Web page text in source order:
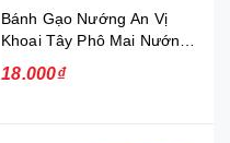
Bánh Gạo Nướng An Vị
Khoai Tây Phô Mai Nướng
18.000₫